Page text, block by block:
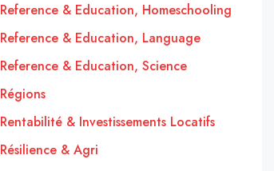
Reference & Education, Homeschooling
Reference & Education, Language
Reference & Education, Science
Régions
Rentabilité & Investissements Locatifs
Résilience & Agri